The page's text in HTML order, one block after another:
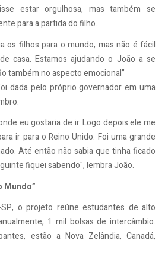
estar orgulhosa, mas também se
para a partida do filho.
os filhos para o mundo, mas não é fácil
casa. Estamos ajudando o João a se
também no aspecto emocional”
dada pelo próprio governador em uma
eu gostaria de ir. Logo depois ele me
ir para o Reino Unido. Foi uma grande
Até então não sabia que tinha ficado
fiquei sabendo", lembra João.
Mundo”
o projeto reúne estudantes de alto
1 mil bolsas de intercâmbio.
estão a Nova Zelândia, Canadá,